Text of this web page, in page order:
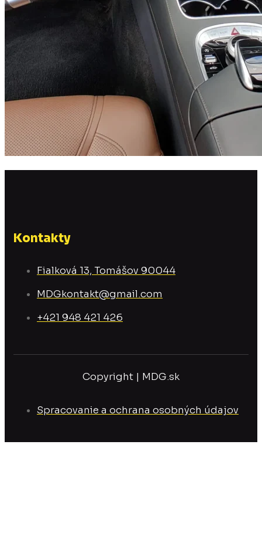
Kontakty
Fialková 13, Tomášov 90044
MDGkontakt@gmail.com
+421 948 421 426
Copyright | MDG.sk
Spracovanie a ochrana osobných údajov